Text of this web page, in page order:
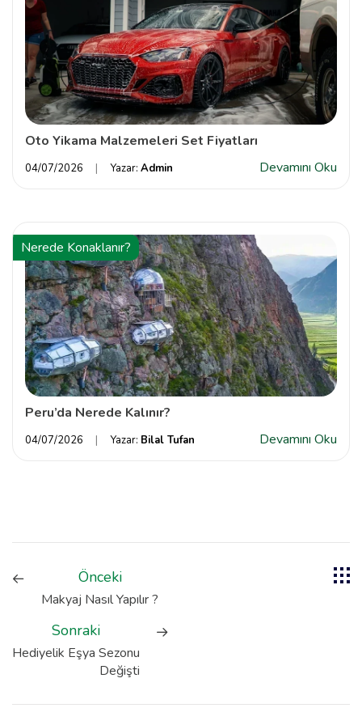
Oto Yikama Malzemeleri Set Fiyatları
04/07/2026 Yazar: Admin Devamını Oku
Nerede Konaklanır?
Peru’da Nerede Kalınır?
04/07/2026 Yazar: Bilal Tufan Devamını Oku
Önceki
Makyaj Nasıl Yapılır ?
Sonraki
Hediyelik Eşya Sezonu
Değişti